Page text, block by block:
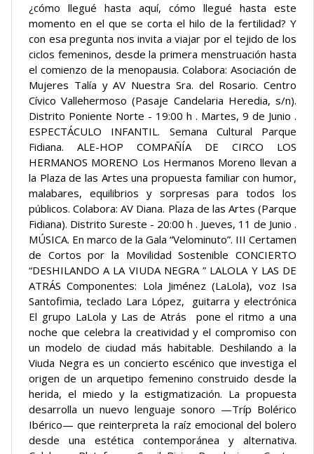
¿cómo llegué hasta aquí, cómo llegué hasta este
momento en el que se corta el hilo de la fertilidad? Y
con esa pregunta nos invita a viajar por el tejido de los
ciclos femeninos, desde la primera menstruación hasta
el comienzo de la menopausia. Colabora: Asociación de
Mujeres Talía y AV Nuestra Sra. del Rosario. Centro
Cívico Vallehermoso (Pasaje Candelaria Heredia, s/n).
Distrito Poniente Norte - 19:00 h . Martes, 9 de Junio .
ESPECTÁCULO INFANTIL. Semana Cultural Parque
Fidiana. ALE-HOP COMPAÑÍA DE CIRCO LOS
HERMANOS MORENO Los Hermanos Moreno llevan a
la Plaza de las Artes una propuesta familiar con humor,
malabares, equilibrios y sorpresas para todos los
públicos. Colabora: AV Diana. Plaza de las Artes (Parque
Fidiana). Distrito Sureste - 20:00 h . Jueves, 11 de Junio .
MÚSICA. En marco de la Gala “Velominuto”. III Certamen
de Cortos por la Movilidad Sostenible CONCIERTO
“DESHILANDO A LA VIUDA NEGRA ” LALOLA Y LAS DE
ATRÁS Componentes: Lola Jiménez (LaLola), voz Isa
Santofimia, teclado Lara López, guitarra y electrónica
El grupo LaLola y Las de Atrás pone el ritmo a una
noche que celebra la creatividad y el compromiso con
un modelo de ciudad más habitable. Deshilando a la
Viuda Negra es un concierto escénico que investiga el
origen de un arquetipo femenino construido desde la
herida, el miedo y la estigmatización. La propuesta
desarrolla un nuevo lenguaje sonoro —Tríp Bolérico
Ibérico— que reinterpreta la raíz emocional del bolero
desde una estética contemporánea y alternativa.